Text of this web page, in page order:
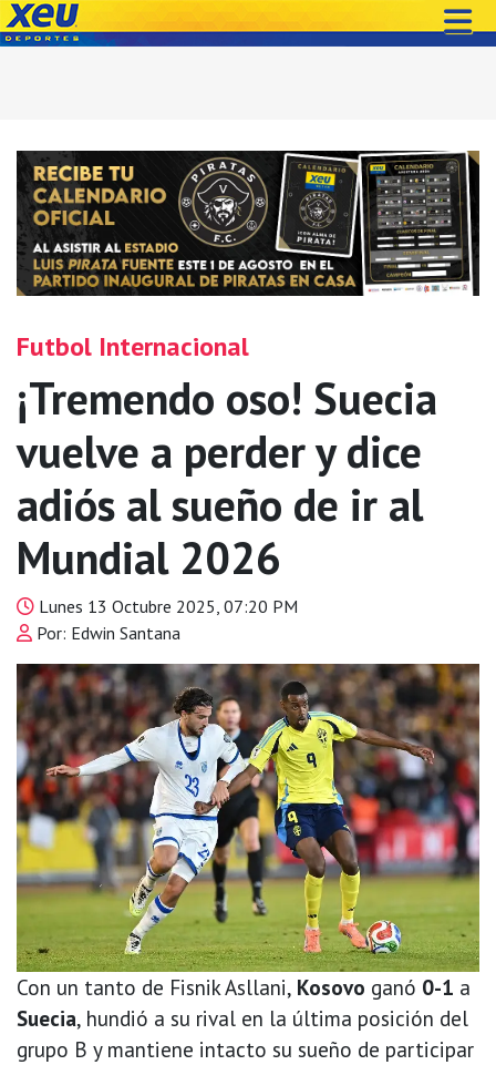
Futbol Internacional
¡Tremendo oso! Suecia
vuelve a perder y dice
adiós al sueño de ir al
Mundial 2026
Lunes 13 Octubre 2025, 07:20 PM
Por: Edwin Santana
Con un tanto de Fisnik Asllani, Kosovo ganó 0-1 a
Suecia, hundió a su rival en la última posición del
grupo B y mantiene intacto su sueño de participar